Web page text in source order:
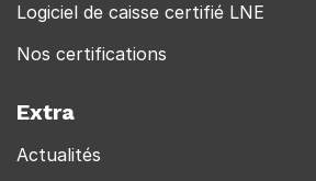
Logiciel de caisse certifié LNE
Nos certifications
Extra
Actualités